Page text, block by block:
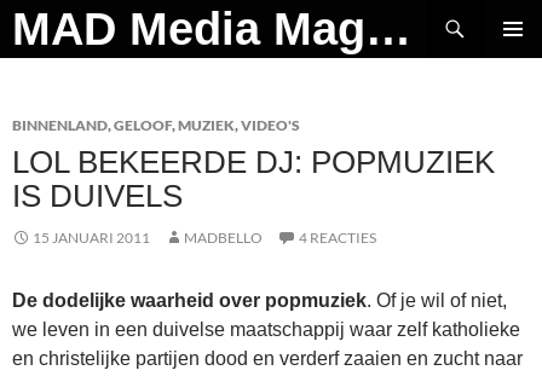
Ga
naar
MAD Media Magazine
Zoeken
BINNENLAND,GELOOF,MUZIEK,VIDEO'S
LOL BEKEERDE DJ: POPMUZIEK
IS DUIVELS
15 JANUARI 2011 MADBELLO 4 REACTIES
De dodelijke waarheid over popmuziek. Of je wil of niet,
we leven in een duivelse maatschappij waar zelf katholieke
en christelijke partijen dood en verderf zaaien en zucht naar